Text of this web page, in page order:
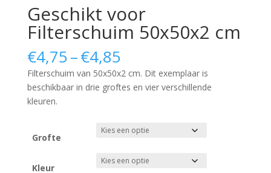
Geschikt voor
Filterschuim 50x50x2 cm
€4,75–€4,85Price
range:
€4,75
through
Filterschuim van 50x50x2 cm. Dit exemplaar is
beschikbaar in drie groftes en vier verschillende
kleuren.
Grofte
Kleur